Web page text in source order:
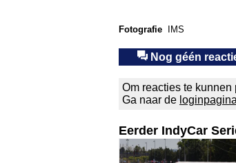
Fotografie IMS
Nog géén
Om reacties te
Ga naar de loginpagina
Eerder IndyCar